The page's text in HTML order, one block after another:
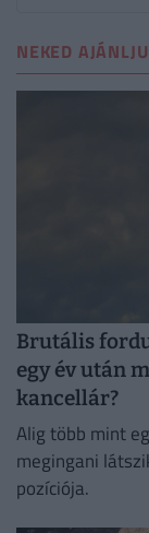
NEKED
Brutális
egy év után
kancellár?
Alig több mint
megingani
pozíciója.